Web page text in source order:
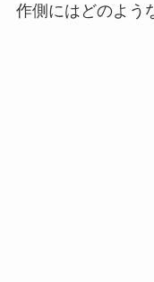
作側にはどのよう